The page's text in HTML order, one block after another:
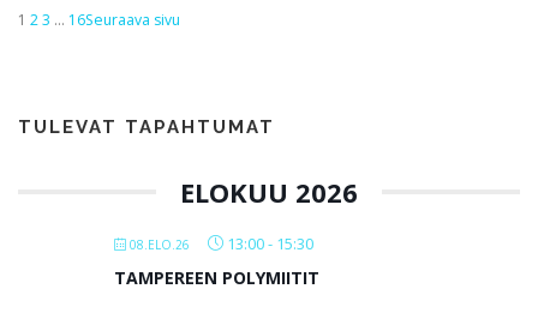
1 23 … 16Seuraava sivu
TULEVAT TAPAHTUMAT
ELOKUU 2026
08.ELO.26 13:00- 15:30
TAMPEREEN POLYMIITIT